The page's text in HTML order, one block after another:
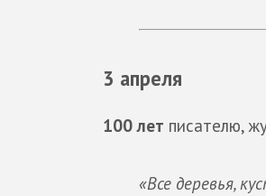
3 апреля
100 лет писателю,
«Все деревья,